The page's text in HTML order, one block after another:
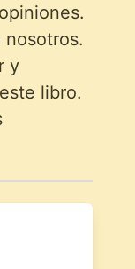
y
libro.